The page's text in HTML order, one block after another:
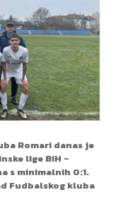
Romari danas je
lige BiH –
s minimalnih 0:1.
Fudbalskog kluba